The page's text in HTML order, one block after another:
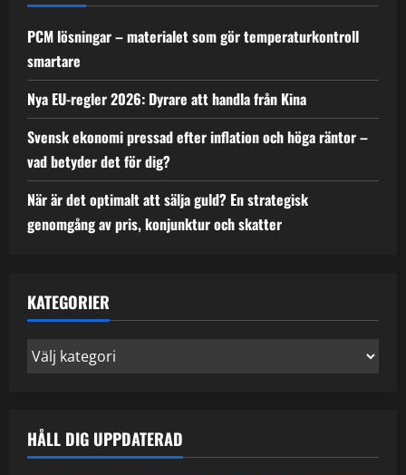
PCM lösningar – materialet som gör temperaturkontroll
smartare
Nya EU-regler 2026: Dyrare att handla från Kina
Svensk ekonomi pressad efter inflation och höga räntor –
vad betyder det för dig?
När är det optimalt att sälja guld? En strategisk
genomgång av pris, konjunktur och skatter
KATEGORIER
Kategorier
HÅLL DIG UPPDATERAD